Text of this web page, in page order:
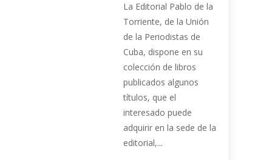
La Editorial Pablo de la
Torriente, de la Unión
de la Periodistas de
Cuba, dispone en su
colección de libros
publicados algunos
títulos, que el
interesado puede
adquirir en la sede de la
editorial,...